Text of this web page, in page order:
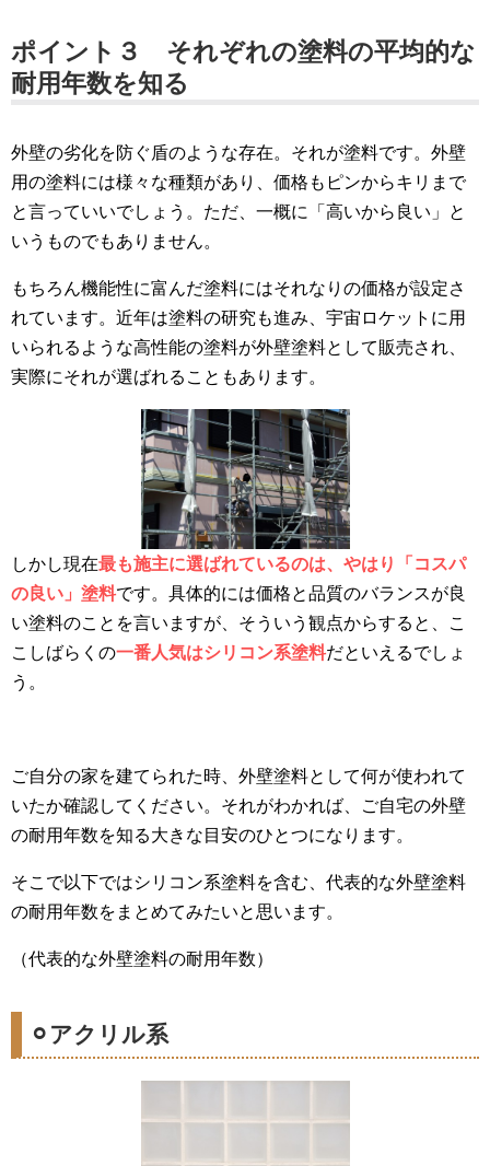
ポイント３ それぞれの塗料の平均的な
耐用年数を知る
外壁の劣化を防ぐ盾のような存在。それが塗料です。外壁
用の塗料には様々な種類があり、価格もピンからキリまで
と言っていいでしょう。ただ、一概に「高いから良い」と
いうものでもありません。
もちろん機能性に富んだ塗料にはそれなりの価格が設定さ
れています。近年は塗料の研究も進み、宇宙ロケットに用
いられるような高性能の塗料が外壁塗料として販売され、
実際にそれが選ばれることもあります。
しかし現在最も施主に選ばれているのは、やはり「コスパ
の良い」塗料です。具体的には価格と品質のバランスが良
い塗料のことを言いますが、そういう観点からすると、こ
こしばらくの一番人気はシリコン系塗料だといえるでしょ
う。
ご自分の家を建てられた時、外壁塗料として何が使われて
いたか確認してください。それがわかれば、ご自宅の外壁
の耐用年数を知る大きな目安のひとつになります。
そこで以下ではシリコン系塗料を含む、代表的な外壁塗料
の耐用年数をまとめてみたいと思います。
（代表的な外壁塗料の耐用年数）
⚪︎アクリル系